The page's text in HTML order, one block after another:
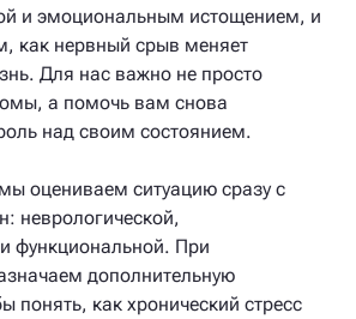
и эмоциональным истощением, и
как нервный срыв меняет
Для нас важно не просто
а помочь вам снова
над своим состоянием.
оцениваем ситуацию сразу с
неврологической,
функциональной. При
дополнительную
понять, как хронический стресс